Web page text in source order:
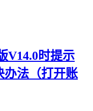
V14.0时提示
办法（打开账